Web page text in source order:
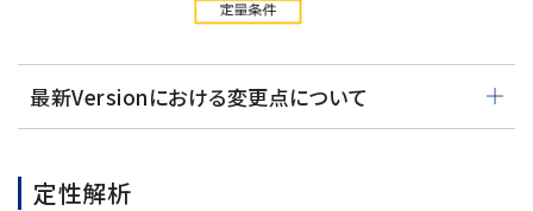
最新Versionにおける変更点について
定性解析